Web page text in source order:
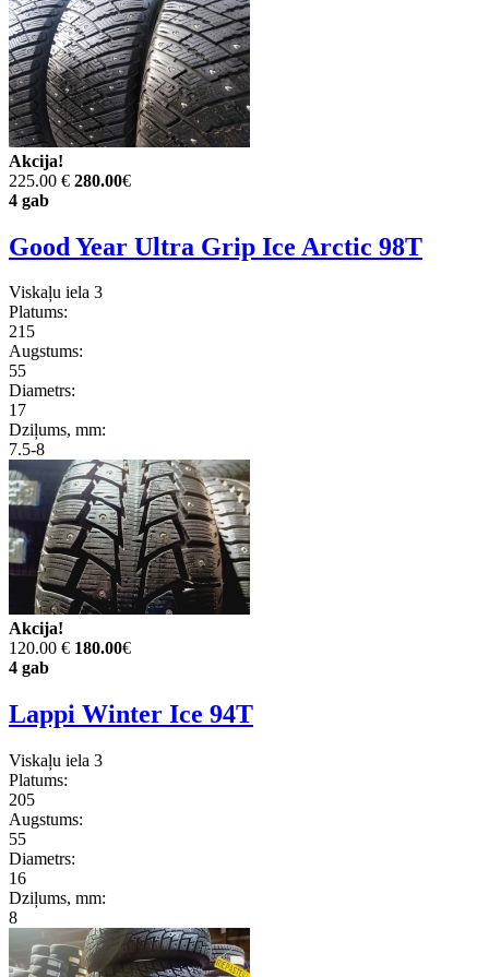
Akcija!
225.00 € 280.00€
4 gab
Good Year Ultra Grip Ice Arctic 98T
Viskaļu iela 3
Platums:
215
Augstums:
55
Diametrs:
17
Dziļums, mm:
7.5-8
Akcija!
120.00 € 180.00€
4 gab
Lappi Winter Ice 94T
Viskaļu iela 3
Platums:
205
Augstums:
55
Diametrs:
16
Dziļums, mm:
8